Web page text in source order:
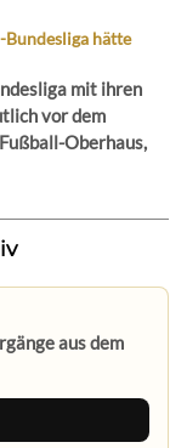
hätte
mit ihren
vor dem
Oberhaus,
aus dem